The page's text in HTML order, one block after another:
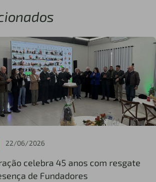
22/06/2026
celebra 45 anos com resgate
de Fundadores